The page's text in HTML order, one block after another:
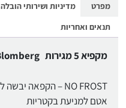
מפרט מדיניות ושירותי הובלה
תנאים ואחריות
מקפיא 5 מגירות Blomberg דגם FNT9557W
NO FROST – הקפאה יבשה ללא קרח
אטם למניעת בקטריות